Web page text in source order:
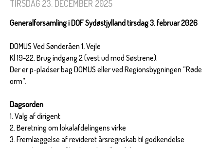
TIRSDAG 23. DECEMBER 2025
Generalforsamling i DOF Sydøstjylland tirsdag 3. februar 2026
DOMUS Ved Sønderåen 1, Vejle
Kl 19-22. Brug indgang 2 (vest ud mod Søstrene).
Der er p-pladser bag DOMUS eller ved Regionsbygningen ”Røde
orm”.
Dagsorden
1. Valg af dirigent
2. Beretning om lokalafdelingens virke
3. Fremlæggelse af revideret årsregnskab til godkendelse